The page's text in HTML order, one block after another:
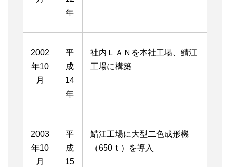
年
2002
年10
月
平
成
14
年
社内ＬＡＮを本社工場、鯖江
工場に構築
2003
年10
月
平
成
15
鯖江工場に大型二色成形機
（650ｔ）を導入